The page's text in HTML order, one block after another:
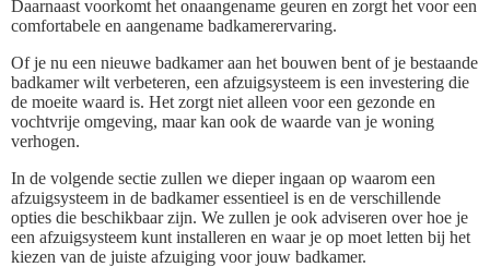
Daarnaast voorkomt het onaangename geuren en zorgt het voor een
comfortabele en aangename badkamerervaring.
Of je nu een nieuwe badkamer aan het bouwen bent of je bestaande
badkamer wilt verbeteren, een afzuigsysteem is een investering die
de moeite waard is. Het zorgt niet alleen voor een gezonde en
vochtvrije omgeving, maar kan ook de waarde van je woning
verhogen.
In de volgende sectie zullen we dieper ingaan op waarom een
afzuigsysteem in de badkamer essentieel is en de verschillende
opties die beschikbaar zijn. We zullen je ook adviseren over hoe je
een afzuigsysteem kunt installeren en waar je op moet letten bij het
kiezen van de juiste afzuiging voor jouw badkamer.